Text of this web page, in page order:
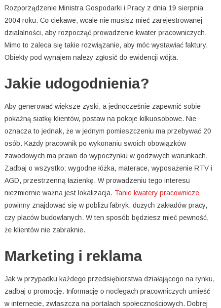
Rozporządzenie Ministra Gospodarki i Pracy z dnia 19 sierpnia
2004 roku. Co ciekawe, wcale nie musisz mieć zarejestrowanej
działalności, aby rozpocząć prowadzenie kwater pracowniczych.
Mimo to zaleca się takie rozwiązanie, aby móc wystawiać faktury.
Obiekty pod wynajem należy zgłosić do ewidencji wójta.
Jakie udogodnienia?
Aby generować większe zyski, a jednocześnie zapewnić sobie
pokaźną siatkę klientów, postaw na pokoje kilkuosobowe. Nie
oznacza to jednak, że w jednym pomieszczeniu ma przebywać 20
osób. Każdy pracownik po wykonaniu swoich obowiązków
zawodowych ma prawo do wypoczynku w godziwych warunkach.
Zadbaj o wszystko: wygodne łóżka, materace, wyposażenie RTV i
AGD, przestrzenną łazienkę. W prowadzeniu tego interesu
niezmiernie ważna jest lokalizacja. Tanie kwatery pracownicze
powinny znajdować się w pobliżu fabryk, dużych zakładów pracy,
czy placów budowlanych. W ten sposób będziesz mieć pewność,
że klientów nie zabraknie.
Marketing i reklama
Jak w przypadku każdego przedsiębiorstwa działającego na rynku,
zadbaj o promocję. Informację o noclegach pracowniczych umieść
w internecie, zwłaszcza na portalach społecznościowych. Dobrej